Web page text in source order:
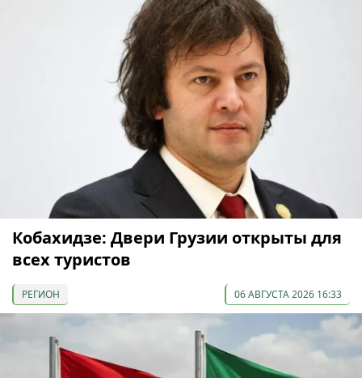
Кобахидзе: Двери Грузии открыты для
всех туристов
РЕГИОН 06 АВГУСТА 2026 16:33